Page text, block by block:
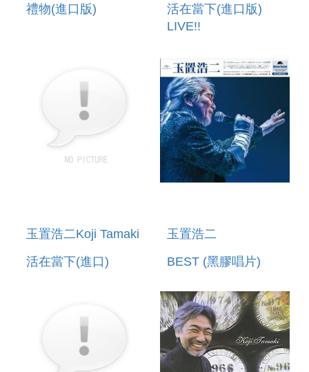
禮物(進口版)
活在當下(進口版)
LIVE!!
玉置浩二Koji Tamaki
活在當下(進口)
玉置浩二
BEST (黑膠唱片)